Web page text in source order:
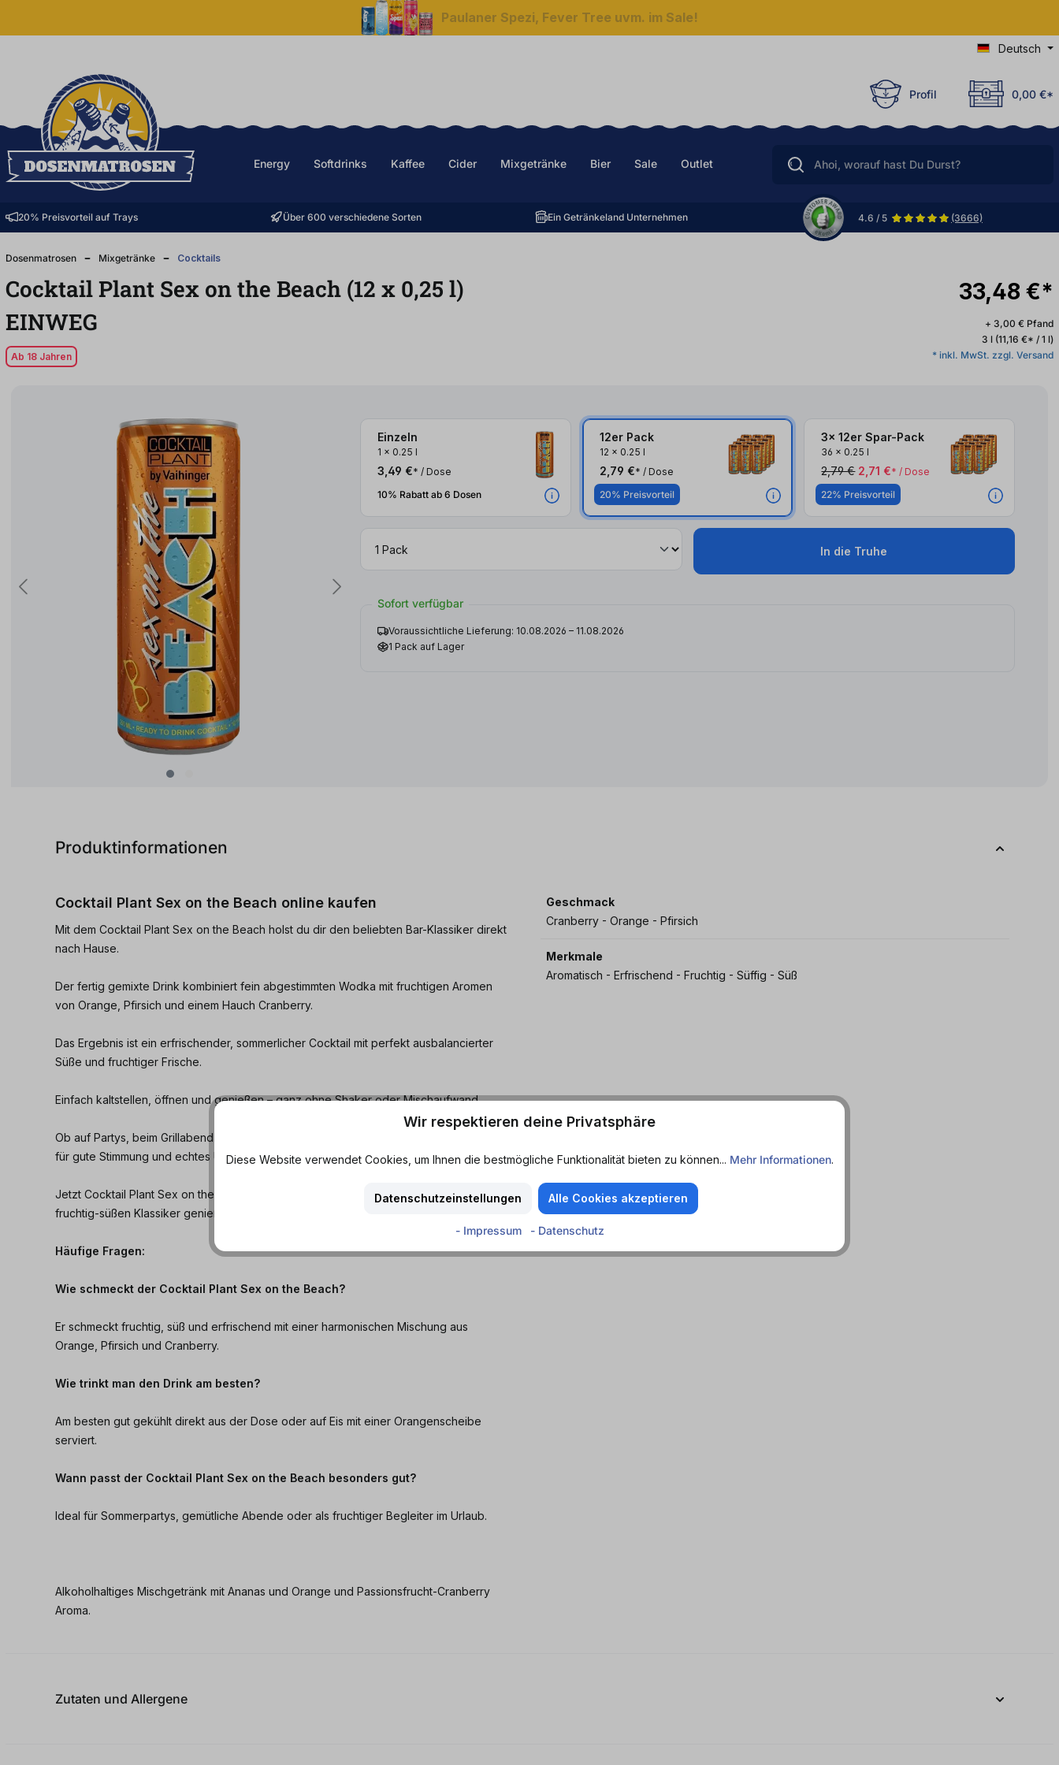
Paulaner Spezi, Fever Tree uvm. im Sale!
Deutsch
Profil 0,00 €*
Energy Softdrinks Kaffee Cider Mixgetränke Bier Sale Outlet
20% Preisvorteil auf Trays Über 600 verschiedene Sorten Ein Getränkeland Unternehmen 4.6 / 5 (3666)
Dosenmatrosen Mixgetränke Cocktails
Cocktail Plant Sex on the Beach (12 x 0,25 l)
EINWEG
Ab 18 Jahren
33,48 €*
+ 3,00 € Pfand
3 l (11,16 €* / 1 l)
* inkl. MwSt. zzgl. Versand
Einzeln
1 x 0.25 l
3,49 €* / Dose
10% Rabatt ab 6 Dosen
12er Pack
12 x 0.25 l
2,79 €* / Dose
20% Preisvorteil
3x 12er Spar-Pack
36 x 0.25 l
2,79 € 2,71 €* / Dose
22% Preisvorteil
In die Truhe
Sofort verfügbar
Voraussichtliche Lieferung: 10.08.2026 – 11.08.2026
1 Pack auf Lager
Produktinformationen
Cocktail Plant Sex on the Beach online kaufen
Mit dem Cocktail Plant Sex on the Beach holst du dir den beliebten Bar-Klassiker direkt
nach Hause.
Der fertig gemixte Drink kombiniert fein abgestimmten Wodka mit fruchtigen Aromen
von Orange, Pfirsich und einem Hauch Cranberry.
Das Ergebnis ist ein erfrischender, sommerlicher Cocktail mit perfekt ausbalancierter
Süße und fruchtiger Frische.
Einfach kaltstellen, öffnen und genießen – ganz ohne Shaker oder Mischaufwand.
Ob auf Partys, beim Grillabend oder als fruchtiger Sundowner, dieser Drink sorgt überall
für gute Stimmung und echtes Urlaubsfeeling.
Jetzt Cocktail Plant Sex on the Beach bei Dosenmatrosen.de bestellen und den
fruchtig-süßen Klassiker genießen.
Häufige Fragen:
Wie schmeckt der Cocktail Plant Sex on the Beach?
Er schmeckt fruchtig, süß und erfrischend mit einer harmonischen Mischung aus
Orange, Pfirsich und Cranberry.
Wie trinkt man den Drink am besten?
Am besten gut gekühlt direkt aus der Dose oder auf Eis mit einer Orangenscheibe
serviert.
Wann passt der Cocktail Plant Sex on the Beach besonders gut?
Ideal für Sommerpartys, gemütliche Abende oder als fruchtiger Begleiter im Urlaub.
Alkoholhaltiges Mischgetränk mit Ananas und Orange und Passionsfrucht-Cranberry
Aroma.
Geschmack
Cranberry - Orange - Pfirsich
Merkmale
Aromatisch - Erfrischend - Fruchtig - Süffig - Süß
Zutaten und Allergene
Wir respektieren deine Privatsphäre
Diese Website verwendet Cookies, um Ihnen die bestmögliche Funktionalität bieten zu können... Mehr Informationen.
Datenschutzeinstellungen Alle Cookies akzeptieren
- Impressum - Datenschutz